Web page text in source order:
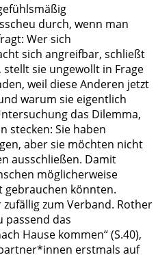
durch, wenn man
Wer sich
sich angreifbar, schließt
sie ungewollt in Frage
weil diese Anderen jetzt
warum sie eigentlich
das Dilemma,
stecken: Sie haben
aber sie möchten nicht
ausschließen. Damit
möglicherweise
gebrauchen könnten.
zum Verband. Rother
passend das
Hause kommen“ (S.40),
erstmals auf